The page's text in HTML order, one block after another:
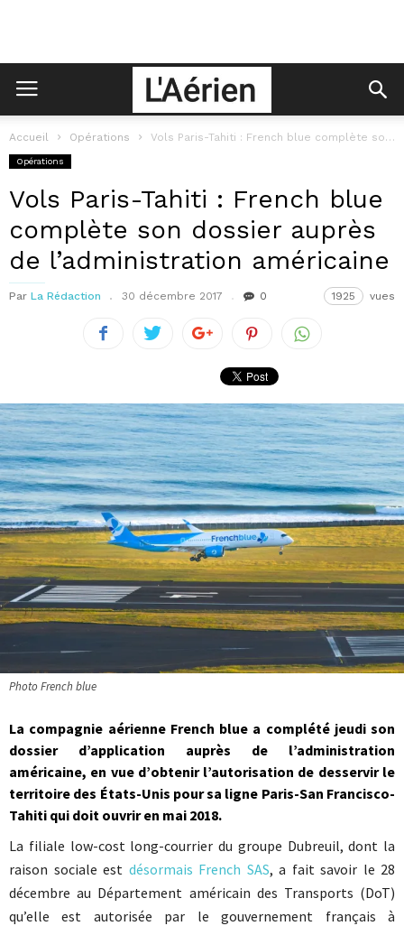
Accueil Opérations Vols Paris-Tahiti : French blue complète son dossier auprès de l’administration américaine
Opérations
Vols Paris-Tahiti : French blue
complète son dossier auprès
de l’administration américaine
Par La Rédaction 30 décembre 2017 0 1925 vues
Photo French blue
La compagnie aérienne French blue a complété jeudi son
dossier d’application auprès de l’administration
américaine, en vue d’obtenir l’autorisation de desservir le
territoire des États-Unis pour sa ligne Paris-San Francisco-
Tahiti qui doit ouvrir en mai 2018.
La filiale low-cost long-courrier du groupe Dubreuil, dont la
raison sociale est désormais French SAS, a fait savoir le 28
décembre au Département américain des Transports (DoT)
qu’elle est autorisée par le gouvernement français à